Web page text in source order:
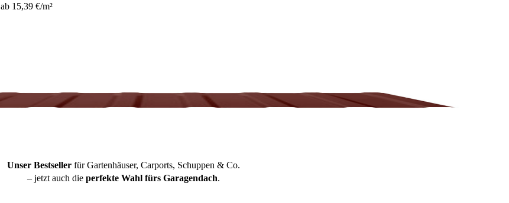
ab 15,39 €/m²
Unser Bestseller für Gartenhäuser, Carports, Schuppen & Co.
– jetzt auch die perfekte Wahl fürs Garagendach.